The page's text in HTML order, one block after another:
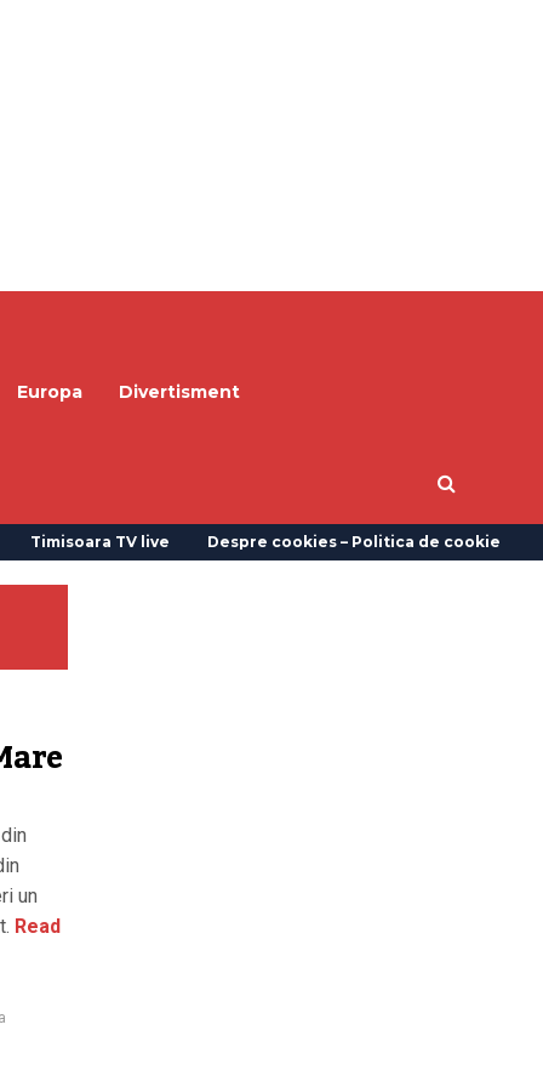
Europa
Divertisment
Timisoara TV live Despre cookies – Politica de cookie
un
Read